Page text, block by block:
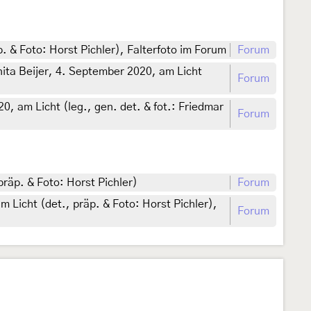
& Foto: Horst Pichler), Falterfoto im Forum
Forum
Beijer, 4. September 2020, am Licht
Forum
am Licht (leg., gen. det. & fot.: Friedmar
Forum
& Foto: Horst Pichler)
Forum
Licht (det., präp. & Foto: Horst Pichler),
Forum